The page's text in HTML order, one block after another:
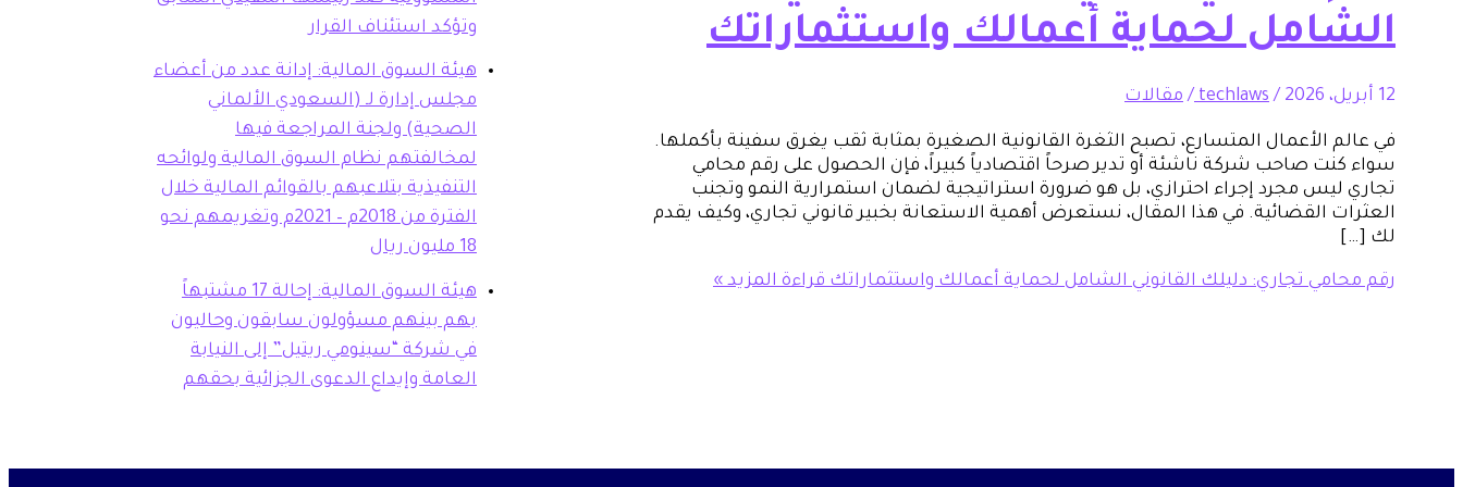
الشامل لحماية أعمالك واستثماراتك
12 أبريل، 2026 /
techlaws
/مقالات
في عالم الأعمال المتسارع، تصبح الثغرة القانونية الصغيرة بمثابة ثقب يغرق سفينة بأكملها.
سواء كنت صاحب شركة ناشئة أو تدير صرحاً اقتصادياً كبيراً، فإن الحصول على رقم محامي
تجاري ليس مجرد إجراء احترازي، بل هو ضرورة استراتيجية لضمان استمرارية النمو وتجنب
العثرات القضائية. في هذا المقال، نستعرض أهمية الاستعانة بخبير قانوني تجاري، وكيف يقدم
لك […]
رقم محامي تجاري: دليلك القانوني الشامل لحماية أعمالك واستثماراتكقراءة المزيد »
وتؤكد استئناف القرار
هيئة السوق المالية: إدانة عدد من أعضاء
مجلس إدارة لـ (السعودي الألماني
الصحية) ولجنة المراجعة فيها
لمخالفتهم نظام السوق المالية ولوائحه
التنفيذية بتلاعبهم بالقوائم المالية خلال
الفترة من 2018م – 2021م وتغريمهم نحو
18 مليون ريال
هيئة السوق المالية: إحالة 17 مشتبهاً
بهم بينهم مسؤولون سابقون وحاليون
في شركة “سينومي ريتيل” إلى النيابة
العامة وإيداع الدعوى الجزائية بحقهم